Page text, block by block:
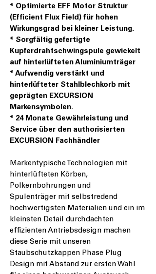
* Optimierte EFF Motor Struktur
(Efficient Flux Field) für hohen
Wirkungsgrad bei kleiner Leistung.
* Sorgfältig gefertigte
Kupferdrahtschwingspule gewickelt
auf hinterlüfteten Aluminiumträger
* Aufwendig verstärkt und
hinterlüfteter Stahlblechkorb mit
geprägten EXCURSION
Markensymbolen.
* 24 Monate Gewährleistung und
Service über den authorisierten
EXCURSION Fachhändler
Markentypische Technologien mit
hinterlüfteten Körben,
Polkernbohrungen und
Spulenträger mit selbstredend
hochwertigsten Materialien und ein im
kleinsten Detail durchdachten
effizienten Antriebsdesign machen
diese Serie mit unseren
Staubschutzkappen Phase Plug
Design mit Abstand zur ersten Wahl